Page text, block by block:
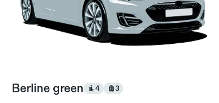
Berline green 4 3